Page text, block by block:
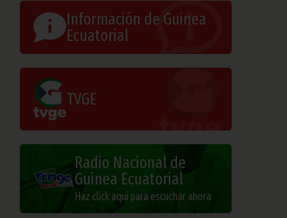
Información de Guinea
Ecuatorial
TVGE
Radio Nacional de
Guinea Ecuatorial
Haz click aquí para escuchar ahora